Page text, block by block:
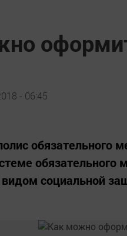
- 06:45
обязательного
обязательного
видом социальной